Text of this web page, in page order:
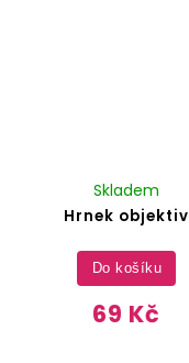
Hrnek objektiv
Skladem
69 Kč
Do košíku